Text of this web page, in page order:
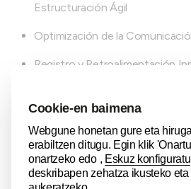
Estructuración Ágil
Optimización de la
Registro y Retroalimentación
recursos
Objetivo: detectar
equipo aprehenda y evolucione
creación de “Nuestras